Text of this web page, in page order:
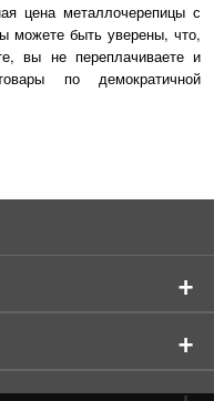
цена металлочерепицы с
можете быть уверены, что,
вы не переплачиваете и
по демократичной